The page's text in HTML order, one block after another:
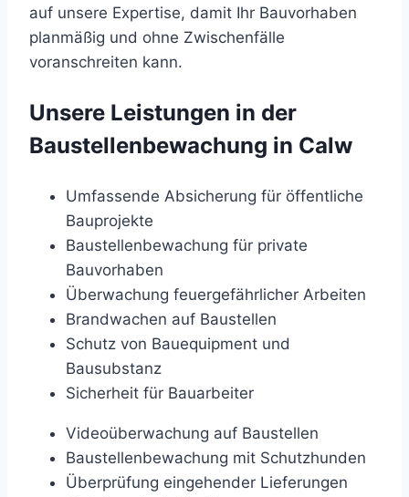
auf unsere Expertise, damit Ihr Bauvorhaben
planmäßig und ohne Zwischenfälle
voranschreiten kann.
Unsere Leistungen in der
Baustellenbewachung in Calw
Umfassende Absicherung für öffentliche
Bauprojekte
Baustellenbewachung für private
Bauvorhaben
Überwachung feuergefährlicher Arbeiten
Brandwachen auf Baustellen
Schutz von Bauequipment und
Bausubstanz
Sicherheit für Bauarbeiter
Videoüberwachung auf Baustellen
Baustellenbewachung mit Schutzhunden
Überprüfung eingehender Lieferungen